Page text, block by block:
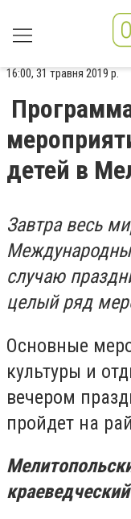
16:00, 31 травня 2019 р.
детей в
Завтра весь
случаю
целый ряд
Основные
культуры и
вечером
пройдет на